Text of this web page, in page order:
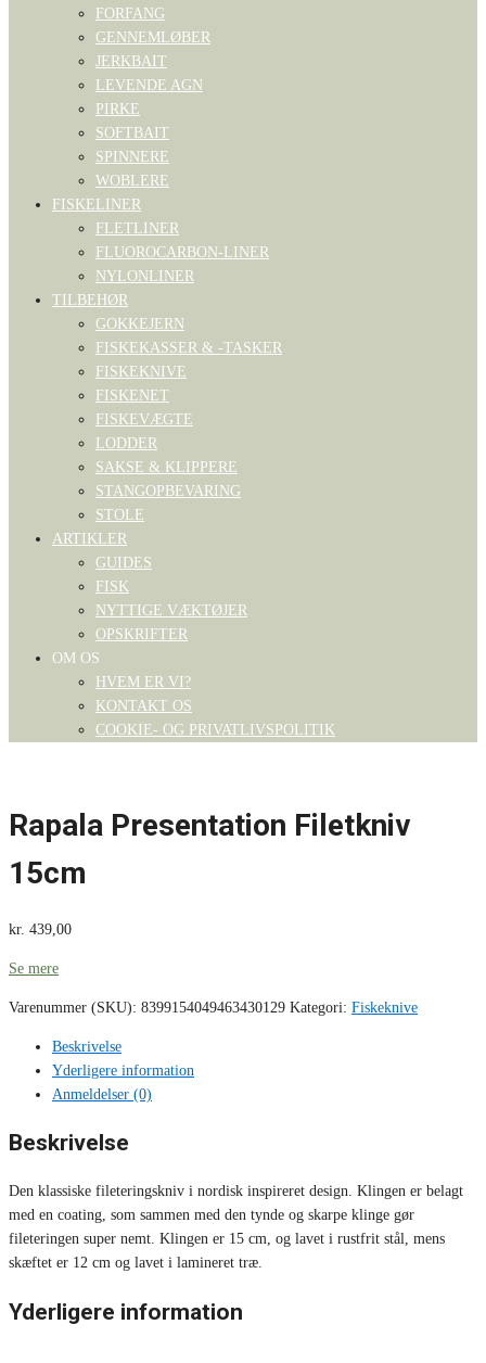
FORFANG
GENNEMLØBER
JERKBAIT
LEVENDE AGN
PIRKE
SOFTBAIT
SPINNERE
WOBLERE
FISKELINER
FLETLINER
FLUOROCARBON-LINER
NYLONLINER
TILBEHØR
GOKKEJERN
FISKEKASSER & -TASKER
FISKEKNIVE
FISKENET
FISKEVÆGTE
LODDER
SAKSE & KLIPPERE
STANGOPBEVARING
STOLE
ARTIKLER
GUIDES
FISK
NYTTIGE VÆKTØJER
OPSKRIFTER
OM OS
HVEM ER VI?
KONTAKT OS
COOKIE- OG PRIVATLIVSPOLITIK
Rapala Presentation Filetkniv
15cm
kr. 439,00
Se mere
Varenummer (SKU): 8399154049463430129 Kategori: Fiskeknive
Beskrivelse
Yderligere information
Anmeldelser (0)
Beskrivelse
Den klassiske fileteringskniv i nordisk inspireret design. Klingen er belagt
med en coating, som sammen med den tynde og skarpe klinge gør
fileteringen super nemt. Klingen er 15 cm, og lavet i rustfrit stål, mens
skæftet er 12 cm og lavet i lamineret træ.
Yderligere information